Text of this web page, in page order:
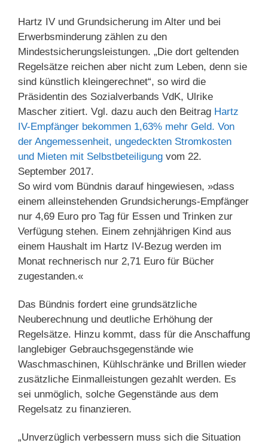
Hartz IV und Grundsicherung im Alter und bei
Erwerbsminderung zählen zu den
Mindestsicherungsleistungen. „Die dort geltenden
Regelsätze reichen aber nicht zum Leben, denn sie
sind künstlich kleingerechnet“, so wird die
Präsidentin des Sozialverbands VdK, Ulrike
Mascher zitiert. Vgl. dazu auch den Beitrag Hartz
IV-Empfänger bekommen 1,63% mehr Geld. Von
der Angemessenheit, ungedeckten Stromkosten
und Mieten mit Selbstbeteiligung vom 22.
September 2017.
So wird vom Bündnis darauf hingewiesen, »dass
einem alleinstehenden Grundsicherungs-Empfänger
nur 4,69 Euro pro Tag für Essen und Trinken zur
Verfügung stehen. Einem zehnjährigen Kind aus
einem Haushalt im Hartz IV-Bezug werden im
Monat rechnerisch nur 2,71 Euro für Bücher
zugestanden.«
Das Bündnis fordert eine grundsätzliche
Neuberechnung und deutliche Erhöhung der
Regelsätze. Hinzu kommt, dass für die Anschaffung
langlebiger Gebrauchsgegenstände wie
Waschmaschinen, Kühlschränke und Brillen wieder
zusätzliche Einmalleistungen gezahlt werden. Es
sei unmöglich, solche Gegenstände aus dem
Regelsatz zu finanzieren.
„Unverzüglich verbessern muss sich die Situation